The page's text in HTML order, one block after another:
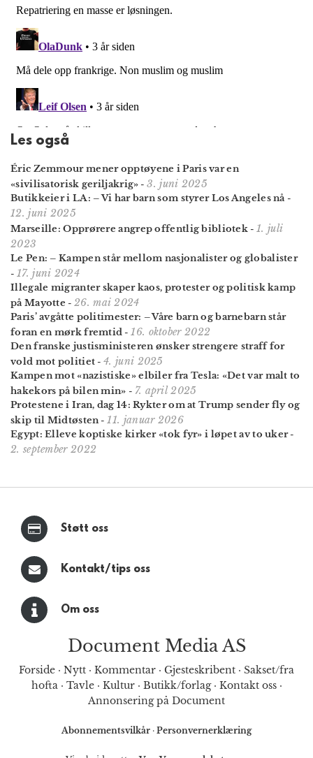
Les også
Éric Zemmour mener opptøyene i Paris var en
«sivilisatorisk geriljakrig» -3. juni 2025
Butikkeier i LA: – Vi har barn som styrer Los Angeles nå -
12. juni 2025
Marseille: Opprørere angrep offentlig bibliotek -1. juli
2023
Le Pen: – Kampen står mellom nasjonalister og globalister
- 17. juni 2024
Illegale migranter skaper kaos, protester og politisk kamp
på Mayotte -26. mai 2024
Paris’ avgåtte politi­mester: – Våre barn og barne­barn står
foran en mørk fremtid -16. oktober 2022
Den franske justisministeren ønsker strengere straff for
vold mot politiet -4. juni 2025
Kampen mot «nazistiske» elbiler fra Tesla: «Det var malt to
hakekors på bilen min» - 7. april 2025
Protestene i Iran, dag 14: Rykter om at Trump sender fly og
skip til Midtøsten-11. januar 2026
Egypt: Elleve koptiske kirker «tok fyr» i løpet av to uker-
2. september 2022
Støtt oss
Kontakt/tips oss
Om oss
Document Media AS
Forside · Nytt · Kommentar · Gjesteskribent · Sakset/fra
hofta· Tavle· Kultur· Butikk/forlag· Kontakt oss·
Annonsering på Document
Abonnementsvilkår · Personvernerklæring